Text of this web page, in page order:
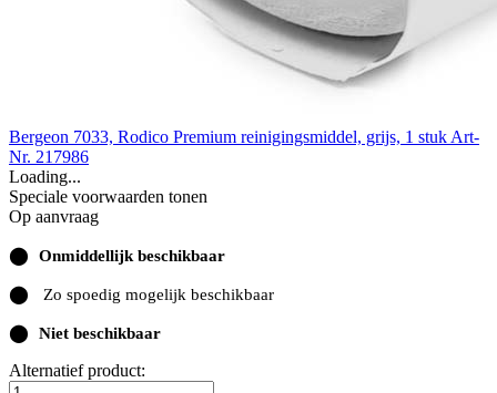
Bergeon 7033, Rodico Premium reinigingsmiddel, grijs, 1 stuk Art-
Nr. 217986
Loading...
Speciale voorwaarden tonen
Op aanvraag
⬤ Onmiddellijk beschikbaar
⬤ Zo spoedig mogelijk beschikbaar
⬤ Niet beschikbaar
Alternatief product: